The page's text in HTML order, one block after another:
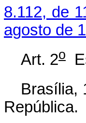
8.112, de
agosto de
Art. 2o
Brasília,
República.